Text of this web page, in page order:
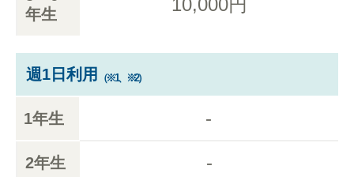
年生
10,000円
週1日利用 （※1、※2）
1年生 -
2年生 -